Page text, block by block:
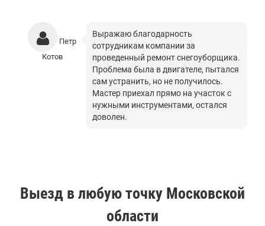
Петр
Котов
Выражаю благодарность
сотрудникам компании за
проведенный ремонт снегоуборщика.
Проблема была в двигателе, пытался
сам устранить, но не получилось.
Мастер приехал прямо на участок с
нужными инструментами, остался
доволен.
Выезд в любую точку Московской
области